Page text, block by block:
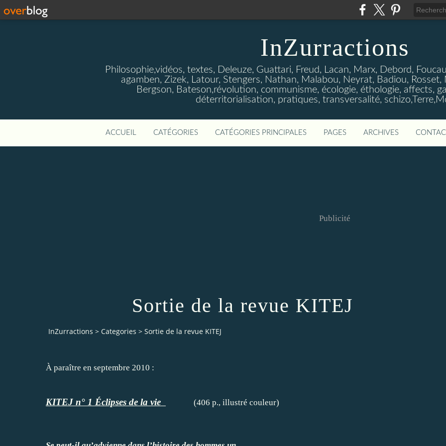
InZurractions
Philosophie,vidéos, textes, Deleuze, Guattari, Freud, Lacan, Marx, Debord,
agamben, Zizek, Latour, Stengers, Nathan, Malabou, Neyrat, Badiou, Rosset,
Bergson, Bateson,révolution, communisme, écologie, éthologie, affects,
déterritorialisation, pratiques, transversalité,
ACCUEIL CATÉGORIES CATÉGORIES PRINCIPALES PAGES ARCHIVES
Publicité
Sortie de la revue KITEJ
InZurractions > Categories > Sortie de la revue KITEJ
À paraître en septembre 2010 :
KITEJ n° 1 Éclipses de la vie (406 p., illustré couleur)